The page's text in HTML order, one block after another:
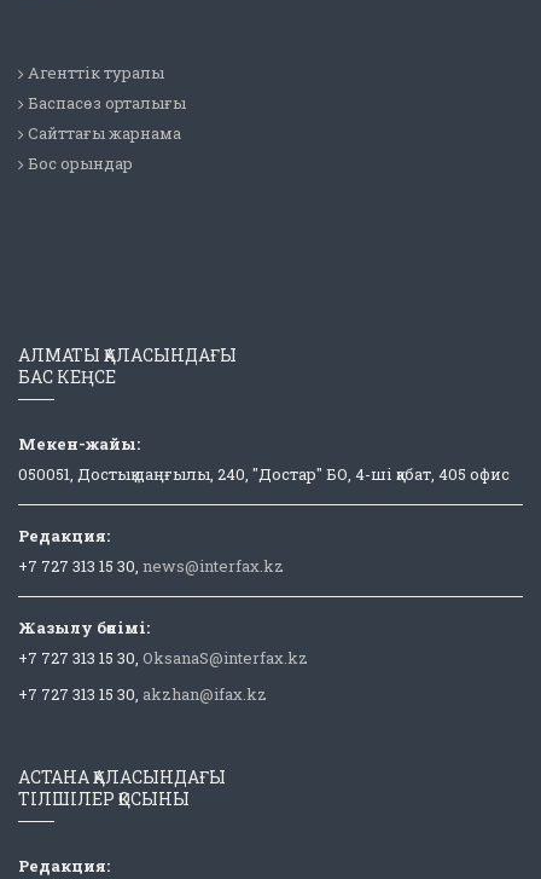
Агенттік туралы
Баспасөз орталығы
Сайттағы жарнама
Бос орындар
АЛМАТЫ ҚАЛАСЫНДАҒЫ
БАС КЕҢСЕ
Мекен-жайы:
050051, Достық даңғылы, 240, "Достар" БО, 4-ші қабат, 405 офис
Редакция:
+7 727 313 15 30, news@interfax.kz
Жазылу бөлімі:
+7 727 313 15 30, OksanaS@interfax.kz
+7 727 313 15 30, akzhan@ifax.kz
АСТАНА ҚАЛАСЫНДАҒЫ
ТІЛШІЛЕР ҚОСЫНЫ
Редакция: